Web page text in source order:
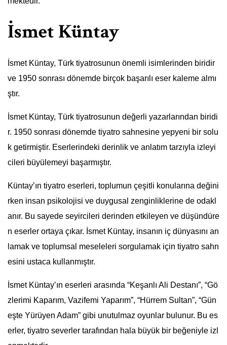
İsmet Küntay
İsmet Küntay, Türk tiyatrosunun önemli isimlerinden biridir
ve 1950 sonrası dönemde birçok başarılı eser kaleme almı
ştır.
İsmet Küntay, Türk tiyatrosunun değerli yazarlarından biridi
r. 1950 sonrası dönemde tiyatro sahnesine yepyeni bir solu
k getirmiştir. Eserlerindeki derinlik ve anlatım tarzıyla izleyi
cileri büyülemeyi başarmıştır.
Küntay’ın tiyatro eserleri, toplumun çeşitli konularına değini
rken insan psikolojisi ve duygusal zenginliklerine de odakl
anır. Bu sayede seyircileri derinden etkileyen ve düşündüre
n eserler ortaya çıkar. İsmet Küntay, insanın iç dünyasını an
lamak ve toplumsal meseleleri sorgulamak için tiyatro sahn
esini ustaca kullanmıştır.
İsmet Küntay’ın eserleri arasında “Keşanlı Ali Destanı”, “Gö
zlerimi Kaparım, Vazifemi Yaparım”, “Hürrem Sultan”, “Gün
eşte Yürüyen Adam” gibi unutulmaz oyunlar bulunur. Bu es
erler, tiyatro severler tarafından hala büyük bir beğeniyle izl